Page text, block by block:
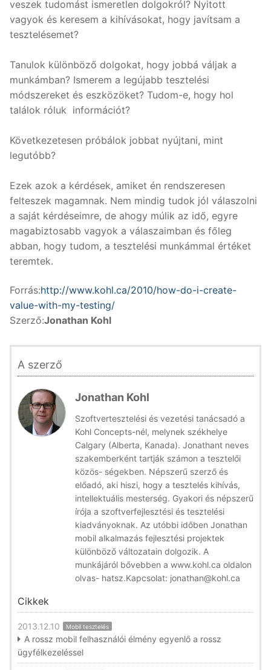
veszek tudomást ismeretlen dolgokról? Nyitott
vagyok és keresem a kihívásokat, hogy javítsam a
tesztelésemet?
Tanulok különböző dolgokat, hogy jobbá váljak a
munkámban? Ismerem a legújabb tesztelési
módszereket és eszközöket? Tudom-e, hogy hol
találok róluk információt?
Következetesen próbálok jobbat nyújtani, mint
legutóbb?
Ezek azok a kérdések, amiket én rendszeresen
felteszek magamnak. Nem mindig tudok jól válaszolni
a saját kérdéseimre, de ahogy múlik az idő, egyre
magabiztosabb vagyok a válaszaimban és főleg
abban, hogy tudom, a tesztelési munkámmal értéket
teremtek.
Forrás:http://www.kohl.ca/2010/how-do-i-create-
value-with-my-testing/
Szerző:Jonathan Kohl
A szerző
Jonathan Kohl
Szoftvertesztelési és vezetési tanácsadó a
Kohl Concepts-nél, melynek székhelye
Calgary (Alberta, Kanada). Jonathant neves
szakemberként tartják számon a tesztelői
közös- ségekben. Népszerű szerző és
előadó, aki hiszi, hogy a tesztelés kihívás,
intellektuális mesterség. Gyakori és népszerű
írója a szoftverfejlesztési és tesztelési
kiadványoknak. Az utóbbi időben Jonathan
mobil alkalmazás fejlesztési projektek
különböző változatain dolgozik. A
munkájáról bővebben a www.kohl.ca oldalon
olvas- hatsz.Kapcsolat: jonathan@kohl.ca
Cikkek
2013.12.10 Mobil tesztelés
A rossz mobil felhasználói élmény egyenlő a rossz
ügyfélkezeléssel